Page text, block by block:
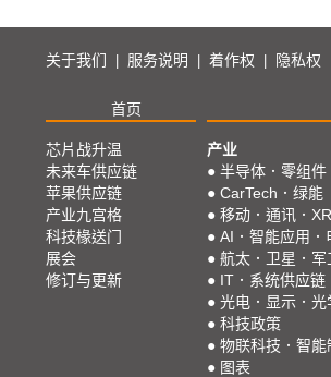
关于我们 服务说明 着作权 隐私权
首页
芯片战升温
未来车供应链
苹果供应链
产业九宫格
科技椽送门
展会
修订与更新
产业
● 半导体．零组件
● CarTech．绿能
● 移动．通讯．XR
● AI．智能应用．
● 航太．卫星．军
● IT．系统供应链
● 光电．显示．光
● 科技政策
● 物联科技．智能
● 图表